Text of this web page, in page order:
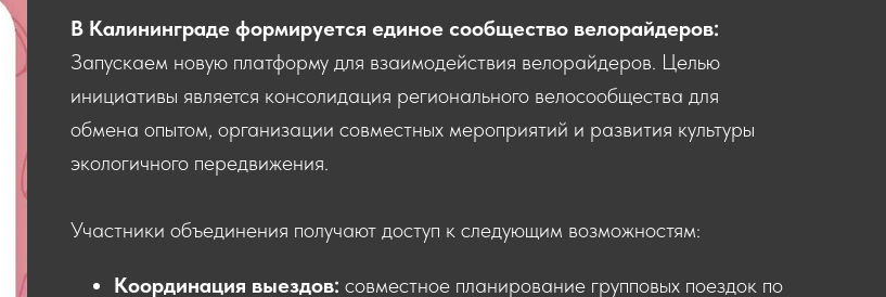
В Калининграде формируется единое сообщество велорайдеров:
Запускаем новую платформу для взаимодействия велорайдеров. Целью
инициативы является консолидация регионального велосообщества для
обмена опытом, организации совместных мероприятий и развития культуры
экологичного передвижения.
Участники объединения получают доступ к следующим возможностям:
Координация выездов: совместное планирование групповых поездок по